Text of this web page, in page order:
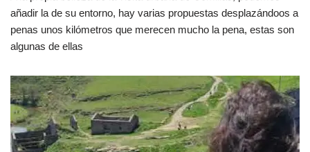
añadir la de su entorno, hay varias propuestas desplazándoos a
penas unos kilómetros que merecen mucho la pena, estas son
algunas de ellas